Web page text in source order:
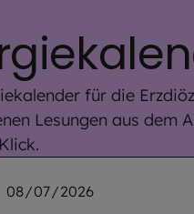
für die
Lesungen aus dem
auswählen